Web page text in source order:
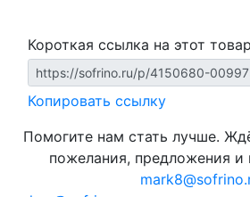
Короткая ссылка на этот
Копировать ссылку
Помогите нам стать лучше.
пожелания, предложения и